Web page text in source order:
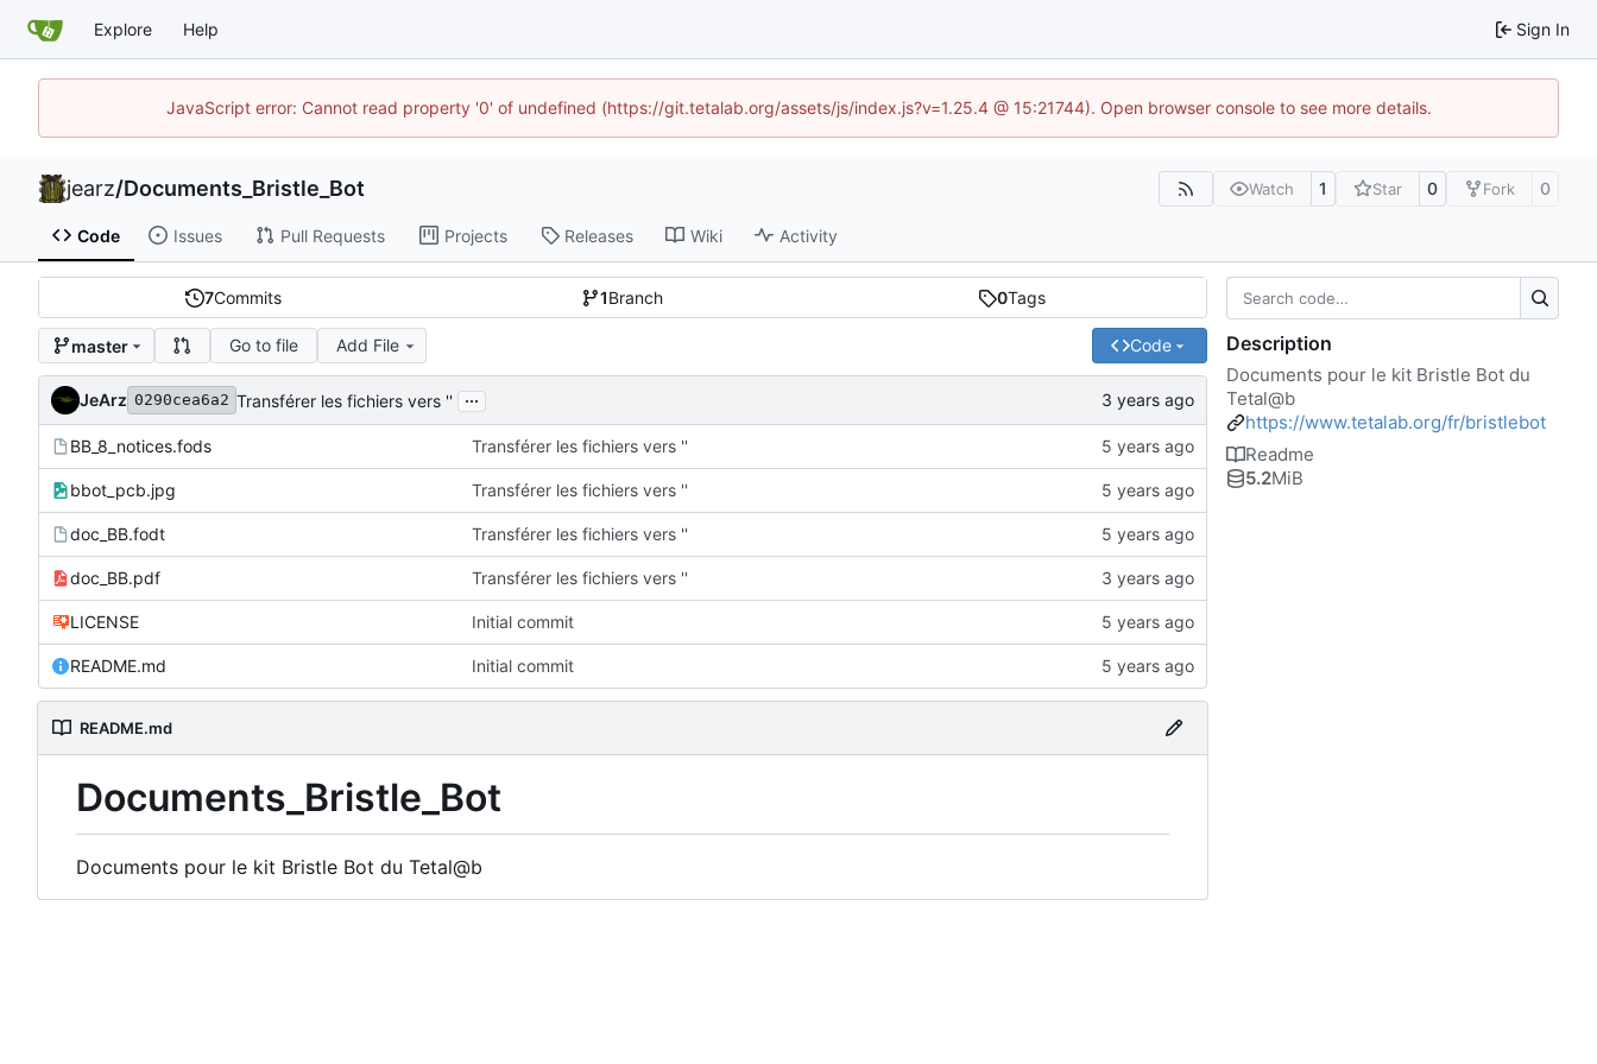
Explore Help Sign In
JavaScript error: Cannot read property '0' of undefined (https://git.tetalab.org/assets/js/index.js?v=1.25.4 @ 15:21744). Open browser console to see more details.
jearz/Documents_Bristle_Bot Watch 1 Star 0 Fork 0
Code Issues Pull Requests Projects Releases Wiki Activity
7Commits 1Branch 0Tags
master Go to file Add File Code
JeArz 0290cea6a2 Transférer les fichiers vers '' ...
BB_8_notices.fods Transférer les fichiers vers ''
bbot_pcb.jpg Transférer les fichiers vers ''
doc_BB.fodt Transférer les fichiers vers ''
doc_BB.pdf Transférer les fichiers vers ''
LICENSE Initial commit
README.md Initial commit
README.md
Documents_Bristle_Bot
Documents pour le kit Bristle Bot du Tetal@b
Description
Documents pour le kit Bristle Bot du
Tetal@b
https://www.tetalab.org/fr/bristlebot
Readme
5.2MiB